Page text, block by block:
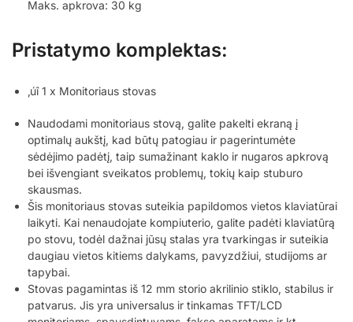
Maks. apkrova: 30 kg
Pristatymo komplektas:
‚úî 1 x Monitoriaus stovas
Naudodami monitoriaus stovą, galite pakelti ekraną į
optimalų aukštį, kad būtų patogiau ir pagerintumėte
sėdėjimo padėtį, taip sumažinant kaklo ir nugaros apkrovą
bei išvengiant sveikatos problemų, tokių kaip stuburo
skausmas.
Šis monitoriaus stovas suteikia papildomos vietos klaviatūrai
laikyti. Kai nenaudojate kompiuterio, galite padėti klaviatūrą
po stovu, todėl dažnai jūsų stalas yra tvarkingas ir suteikia
daugiau vietos kitiems dalykams, pavyzdžiui, studijoms ar
tapybai.
Stovas pagamintas iš 12 mm storio akrilinio stiklo, stabilus ir
patvarus. Jis yra universalus ir tinkamas TFT/LCD